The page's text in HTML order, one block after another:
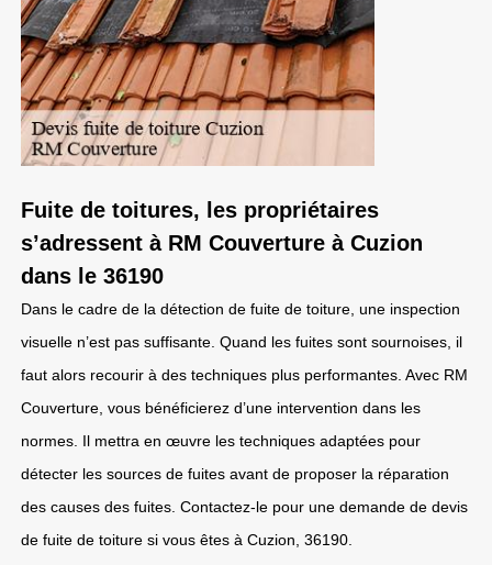
Fuite de toitures, les propriétaires
s’adressent à RM Couverture à Cuzion
dans le 36190
Dans le cadre de la détection de fuite de toiture, une inspection
visuelle n’est pas suffisante. Quand les fuites sont sournoises, il
faut alors recourir à des techniques plus performantes. Avec RM
Couverture, vous bénéficierez d’une intervention dans les
normes. Il mettra en œuvre les techniques adaptées pour
détecter les sources de fuites avant de proposer la réparation
des causes des fuites. Contactez-le pour une demande de devis
de fuite de toiture si vous êtes à Cuzion, 36190.